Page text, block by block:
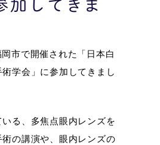
加してきま
市で開催された「日本白
学会」に参加してきまし
る、多焦点眼内レンズを
の講演や、眼内レンズの